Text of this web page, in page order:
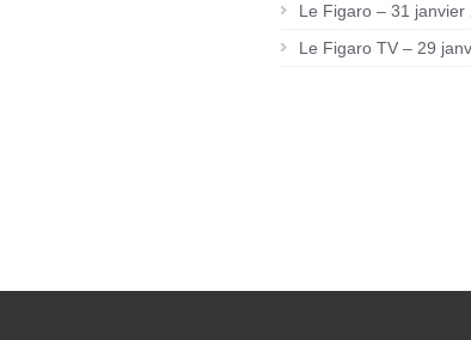
Le Figaro – 31 janvier
Le Figaro TV – 29